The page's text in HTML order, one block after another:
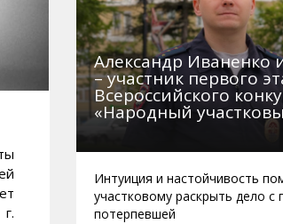
Александр Иваненко
– участник первого
Всероссийского
«Народный
Интуиция и настойчивость
участковому раскрыть дело с
потерпевшей